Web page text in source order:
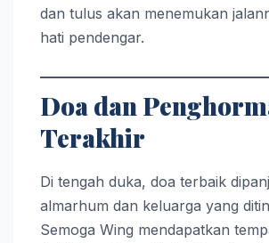
dan tulus akan menemukan
hati pendengar.
Doa dan
Terakhir
Di tengah duka, doa terbaik
almarhum dan keluarga yang
Semoga Wing mendapatkan